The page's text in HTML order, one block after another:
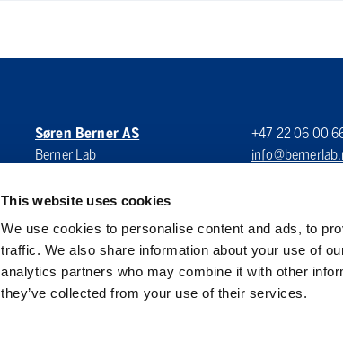
This website uses cookies
We use cookies to personalise content and ads, to
traffic. We also share information about your use of
analytics partners who may combine it with other
they’ve collected from your use of their services.
Søren Berner AS
Berner Lab
0275 Oslo
NORWAY
+47 22 06 00